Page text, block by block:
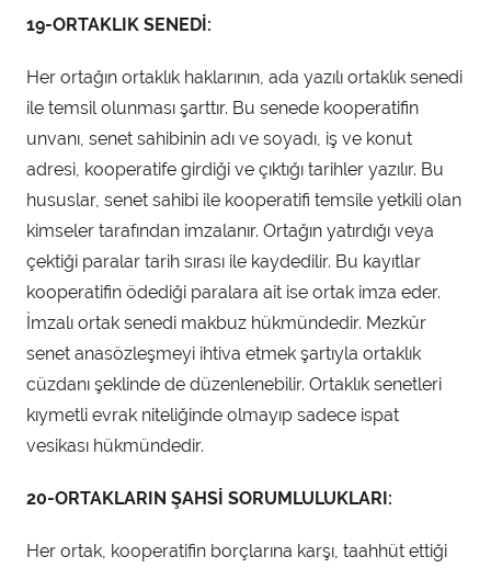
19-ORTAKLIK SENEDİ:
Her ortağın ortaklık haklarının, ada yazılı ortaklık senedi
ile temsil olunması şarttır. Bu senede kooperatifin
unvanı, senet sahibinin adı ve soyadı, iş ve konut
adresi, kooperatife girdiği ve çıktığı tarihler yazılır. Bu
hususlar, senet sahibi ile kooperatifi temsile yetkili olan
kimseler tarafından imzalanır. Ortağın yatırdığı veya
çektiği paralar tarih sırası ile kaydedilir. Bu kayıtlar
kooperatifin ödediği paralara ait ise ortak imza eder.
İmzalı ortak senedi makbuz hükmündedir. Mezkûr
senet anasözleşmeyi ihtiva etmek şartıyla ortaklık
cüzdanı şeklinde de düzenlenebilir. Ortaklık senetleri
kıymetli evrak niteliğinde olmayıp sadece ispat
vesikası hükmündedir.
20-ORTAKLARIN ŞAHSİ SORUMLULUKLARI:
Her ortak, kooperatifin borçlarına karşı, taahhüt ettiği